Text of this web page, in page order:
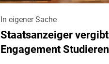
In eigener Sache
Staatsanzeiger
Engagement